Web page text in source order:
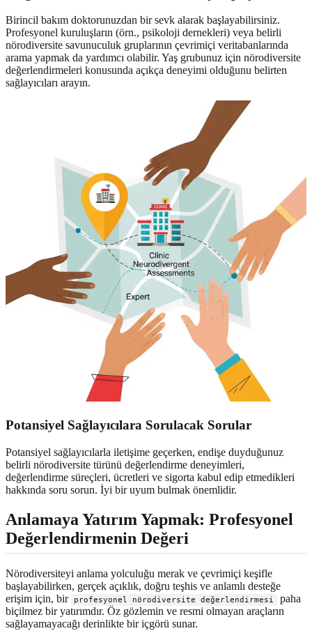
Birincil bakım doktorunuzdan bir sevk alarak başlayabilirsiniz.
Profesyonel kuruluşların (örn., psikoloji dernekleri) veya belirli
nörodiversite savunuculuk gruplarının çevrimiçi veritabanlarında
arama yapmak da yardımcı olabilir. Yaş grubunuz için nörodiversite
değerlendirmeleri konusunda açıkça deneyimi olduğunu belirten
sağlayıcıları arayın.
Potansiyel Sağlayıcılara Sorulacak Sorular
Potansiyel sağlayıcılarla iletişime geçerken, endişe duyduğunuz
belirli nörodiversite türünü değerlendirme deneyimleri,
değerlendirme süreçleri, ücretleri ve sigorta kabul edip etmedikleri
hakkında soru sorun. İyi bir uyum bulmak önemlidir.
Anlamaya Yatırım Yapmak: Profesyonel
Değerlendirmenin Değeri
Nörodiversiteyi anlama yolculuğu merak ve çevrimiçi keşifle
başlayabilirken, gerçek açıklık, doğru teşhis ve anlamlı desteğe
erişim için, bir
profesyonel nörodiversite değerlendirmesi
paha
biçilmez bir yatırımdır. Öz gözlemin ve resmi olmayan araçların
sağlayamayacağı derinlikte bir içgörü sunar.